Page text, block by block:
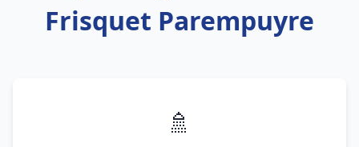
Frisquet Parempuyre
🚿